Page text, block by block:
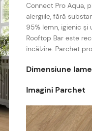
Connect Pro Aqua,
alergiile, fără
95% lemn, igienic
Rooftop Bar este
încălzire. Parchet
Dimensiune
Imagini Parchet